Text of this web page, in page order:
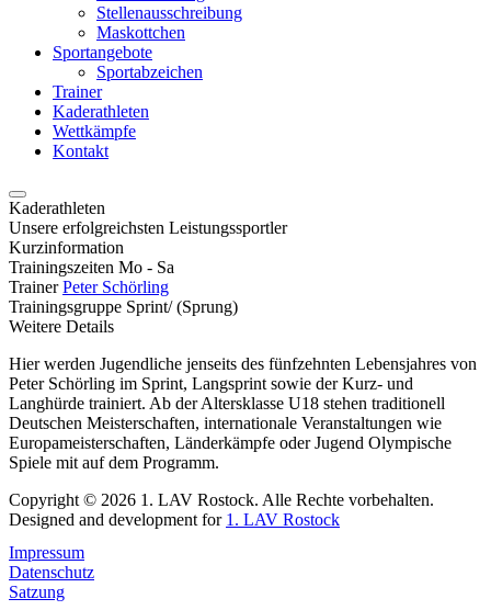
Stellenausschreibung
Maskottchen
Sportangebote
Sportabzeichen
Trainer
Kaderathleten
Wettkämpfe
Kontakt
Kaderathleten
Unsere erfolgreichsten Leistungssportler
Kurzinformation
Trainingszeiten Mo - Sa
Trainer Peter Schörling
Trainingsgruppe Sprint/ (Sprung)
Weitere Details
Hier werden Jugendliche jenseits des fünfzehnten Lebensjahres von
Peter Schörling im Sprint, Langsprint sowie der Kurz- und
Langhürde trainiert. Ab der Altersklasse U18 stehen traditionell
Deutschen Meisterschaften, internationale Veranstaltungen wie
Europameisterschaften, Länderkämpfe oder Jugend Olympische
Spiele mit auf dem Programm.
Copyright © 2026 1. LAV Rostock. Alle Rechte vorbehalten.
Designed and development for 1. LAV Rostock
Impressum
Datenschutz
Satzung